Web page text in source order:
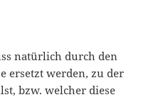
natürlich durch den
ersetzt werden, zu der
bzw. welcher diese